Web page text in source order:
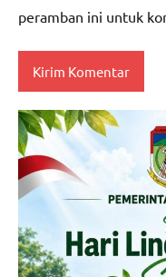
peramban ini untuk